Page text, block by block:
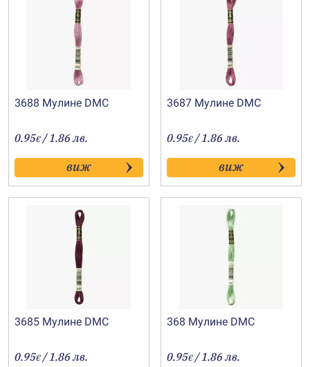
3688 Мулине DMC
0.95€ / 1.86 лв.
виж
3687 Мулине DMC
0.95€ / 1.86 лв.
виж
3685 Мулине DMC
0.95€ / 1.86 лв.
368 Мулине DMC
0.95€ / 1.86 лв.